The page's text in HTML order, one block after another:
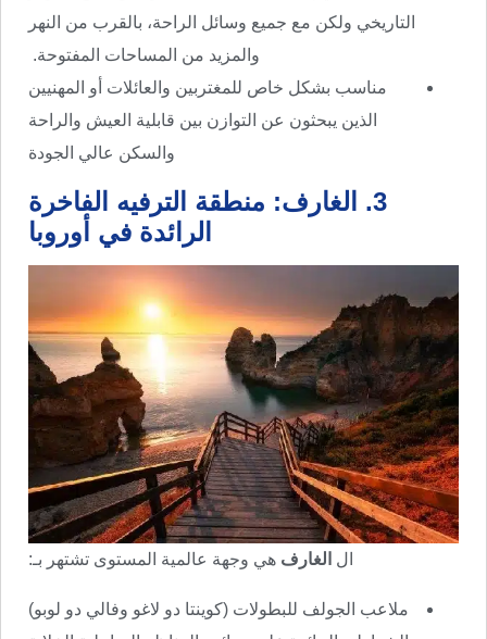
التاريخي ولكن مع جميع وسائل الراحة، بالقرب من النهر
والمزيد من المساحات المفتوحة.
مناسب بشكل خاص للمغتربين والعائلات أو المهنيين
الذين يبحثون عن التوازن بين قابلية العيش والراحة
والسكن عالي الجودة
3. الغارف: منطقة الترفيه الفاخرة
الرائدة في أوروبا
ال الغارف هي وجهة عالمية المستوى تشتهر بـ:
ملاعب الجولف للبطولات (كوينتا دو لاغو وفالي دو لوبو)